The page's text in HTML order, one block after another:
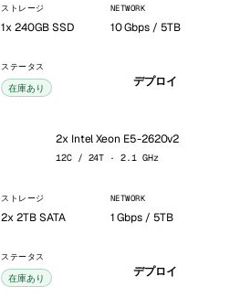
ストレージ
1x 240GB SSD
NETWORK
10 Gbps / 5TB
ステータス
在庫あり デプロイ
2x Intel Xeon E5-2620v2
12C / 24T · 2.1 GHz
ストレージ
2x 2TB SATA
NETWORK
1 Gbps / 5TB
ステータス
在庫あり デプロイ